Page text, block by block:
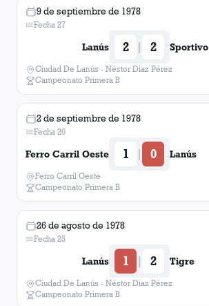
9 de septiembre de 1978
Fecha 27
Lanús 2 | 2
Ciudad De Lanús - Néstor Diaz Pérez
Campeonato Primera B
2 de septiembre de 1978
Fecha 26
Ferro Carril Oeste 1 | 0 Lanús
Ferro Carril Oeste
Campeonato Primera B
26 de agosto de 1978
Fecha 25
Lanús 1 | 2 Tigre
Ciudad De Lanús - Néstor Diaz Pérez
Campeonato Primera B